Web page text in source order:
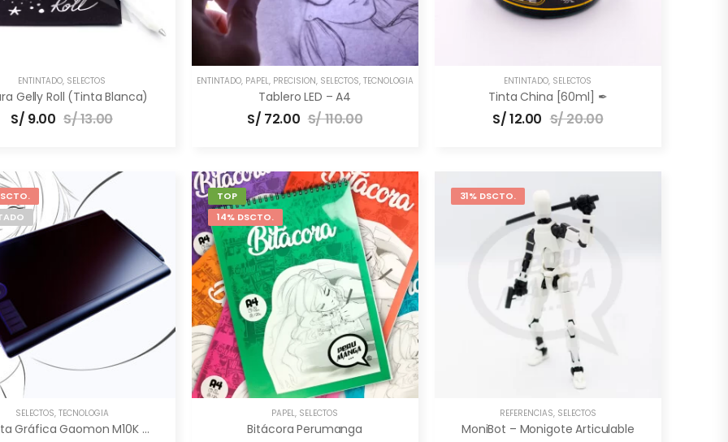
ENTINTADO, SELECTOS
Gelly Roll (Tinta Blanca)
S/ 9.00 S/13.00
ENTINTADO, PAPEL, PRECISIÓN, SELECTOS, TECNOLOGÍA
Tablero LED – A4
S/ 72.00 S/110.00
ENTINTADO, SELECTOS
Tinta China [60ml] ✒
S/12.00 S/20.00
SELECTOS, TECNOLOGÍA
Tableta Gráfica Gaomon M10K PRO [10×6.5″] – Profesional
TOP
14% DSCTO.
PAPEL, SELECTOS
Bitácora Perumanga
31% DSCTO.
REFERENCIAS, SELECTOS
MoniBot – Monigote Articulable